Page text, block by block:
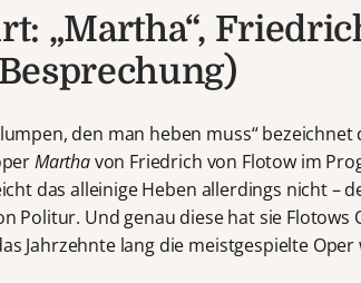
„Martha“,
den man heben muss“
Marthavon Friedrich von Flotow im
das alleinige Heben allerdings nicht –
Politur. Und genau diese hat sie
Jahrzehnte lang die meistgespielte